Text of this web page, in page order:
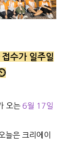
수가 일주일
오는 6월 17일
늘은 크리에이